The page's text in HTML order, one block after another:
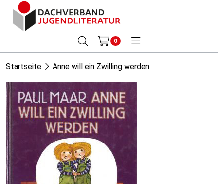
0
Startseite Anne will ein Zwilling werden